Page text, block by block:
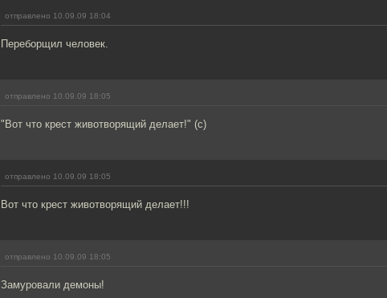
отправлено 10.09.09 18:04
Переборщил человек.
отправлено 10.09.09 18:05
"Вот что крест животворящий делает!" (с)
отправлено 10.09.09 18:05
Вот что крест животворящий делает!!!
отправлено 10.09.09 18:05
Замуровали демоны!